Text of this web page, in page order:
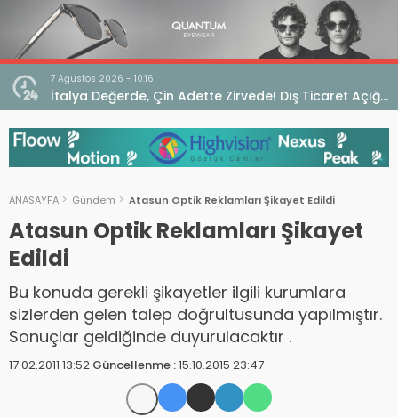
7 Ağustos 2026 - 10:16
İtalya Değerde, Çin Adette Zirvede! Dış Ticaret Açığı
Devam Ediyor
ANASAYFA Gündem Atasun Optik Reklamları Şikayet Edildi
Atasun Optik Reklamları Şikayet
Edildi
Bu konuda gerekli şikayetler ilgili kurumlara
sizlerden gelen talep doğrultusunda yapılmıştır.
Sonuçlar geldiğinde duyurulacaktır .
17.02.2011 13:52 Güncellenme :15.10.2015 23:47